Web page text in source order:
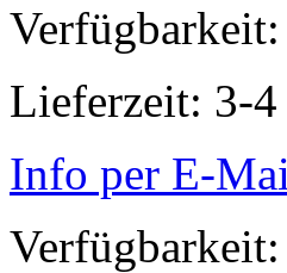
Verfügbarkeit:
Lieferzeit: 3-4
Info per E-
Verfügbarkeit: